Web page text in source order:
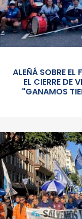
ALEÑÁ SOBRE EL
EL CIERRE DE
"GANAMOS